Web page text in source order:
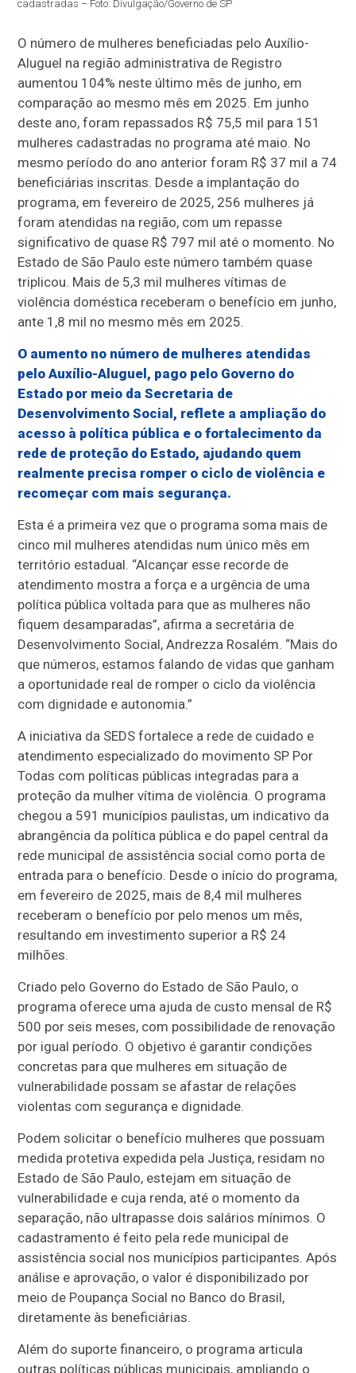
cadastradas – Foto: Divulgação/Governo de SP
O número de mulheres beneficiadas pelo Auxílio-
Aluguel na região administrativa de Registro
aumentou 104% neste último mês de junho, em
comparação ao mesmo mês em 2025. Em junho
deste ano, foram repassados R$ 75,5 mil para 151
mulheres cadastradas no programa até maio. No
mesmo período do ano anterior foram R$ 37 mil a 74
beneficiárias inscritas. Desde a implantação do
programa, em fevereiro de 2025, 256 mulheres já
foram atendidas na região, com um repasse
significativo de quase R$ 797 mil até o momento. No
Estado de São Paulo este número também quase
triplicou. Mais de 5,3 mil mulheres vítimas de
violência doméstica receberam o benefício em junho,
ante 1,8 mil no mesmo mês em 2025.
O aumento no número de mulheres atendidas
pelo Auxílio-Aluguel, pago pelo Governo do
Estado por meio da Secretaria de
Desenvolvimento Social, reflete a ampliação do
acesso à política pública e o fortalecimento da
rede de proteção do Estado, ajudando quem
realmente precisa romper o ciclo de violência e
recomeçar com mais segurança.
Esta é a primeira vez que o programa soma mais de
cinco mil mulheres atendidas num único mês em
território estadual. “Alcançar esse recorde de
atendimento mostra a força e a urgência de uma
política pública voltada para que as mulheres não
fiquem desamparadas”, afirma a secretária de
Desenvolvimento Social, Andrezza Rosalém. “Mais do
que números, estamos falando de vidas que ganham
a oportunidade real de romper o ciclo da violência
com dignidade e autonomia.”
A iniciativa da SEDS fortalece a rede de cuidado e
atendimento especializado do movimento SP Por
Todas com políticas públicas integradas para a
proteção da mulher vítima de violência. O programa
chegou a 591 municípios paulistas, um indicativo da
abrangência da política pública e do papel central da
rede municipal de assistência social como porta de
entrada para o benefício. Desde o início do programa,
em fevereiro de 2025, mais de 8,4 mil mulheres
receberam o benefício por pelo menos um mês,
resultando em investimento superior a R$ 24
milhões.
Criado pelo Governo do Estado de São Paulo, o
programa oferece uma ajuda de custo mensal de R$
500 por seis meses, com possibilidade de renovação
por igual período. O objetivo é garantir condições
concretas para que mulheres em situação de
vulnerabilidade possam se afastar de relações
violentas com segurança e dignidade.
Podem solicitar o benefício mulheres que possuam
medida protetiva expedida pela Justiça, residam no
Estado de São Paulo, estejam em situação de
vulnerabilidade e cuja renda, até o momento da
separação, não ultrapasse dois salários mínimos. O
cadastramento é feito pela rede municipal de
assistência social nos municípios participantes. Após
análise e aprovação, o valor é disponibilizado por
meio de Poupança Social no Banco do Brasil,
diretamente às beneficiárias.
Além do suporte financeiro, o programa articula
outras políticas públicas municipais, ampliando o